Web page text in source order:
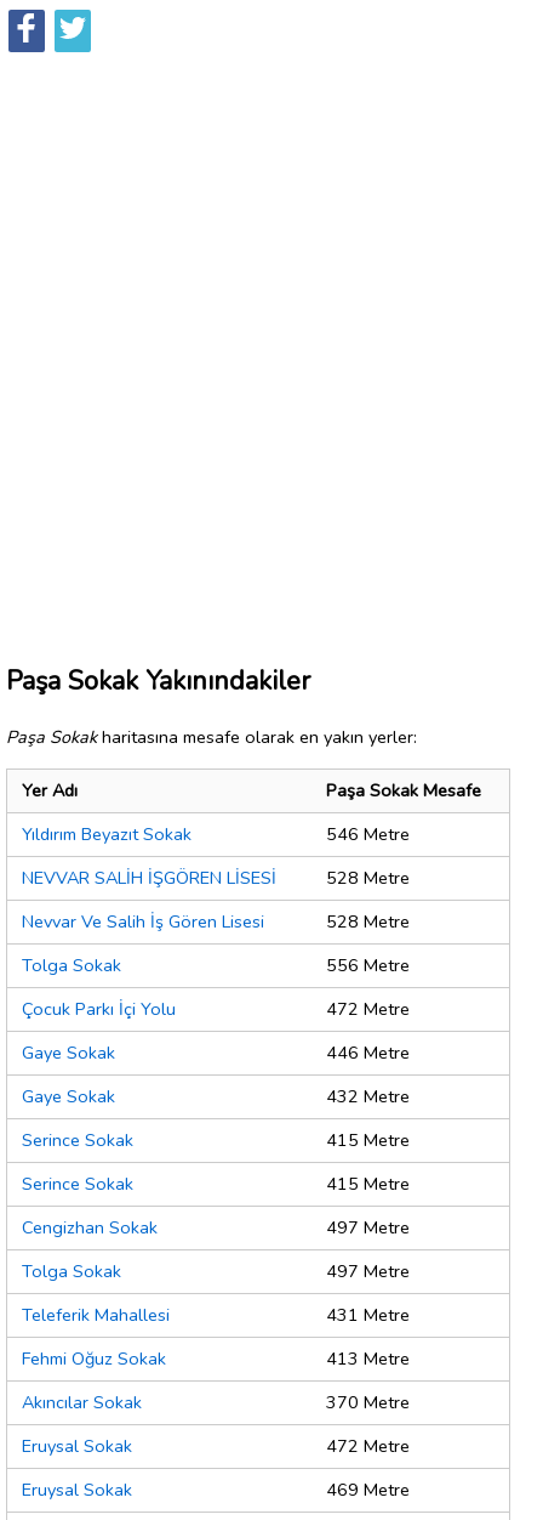
Paşa Sokak Yakınındakiler
Paşa Sokakharitasına mesafe olarak en yakın yerler:
Yer Adı
Paşa Sokak Mesafe
Yıldırım Beyazıt Sokak
546 Metre
NEVVAR SALİH İŞGÖREN LİSESİ
528 Metre
Nevvar Ve Salih İş Gören Lisesi
528 Metre
Tolga Sokak
556 Metre
Çocuk Parkı İçi Yolu
472 Metre
Gaye Sokak
446 Metre
Gaye Sokak
432 Metre
Serince Sokak
415 Metre
Serince Sokak
415 Metre
Cengizhan Sokak
497 Metre
Tolga Sokak
497 Metre
Teleferik Mahallesi
431 Metre
Fehmi Oğuz Sokak
413 Metre
Akıncılar Sokak
370 Metre
Eruysal Sokak
472 Metre
Eruysal Sokak
469 Metre